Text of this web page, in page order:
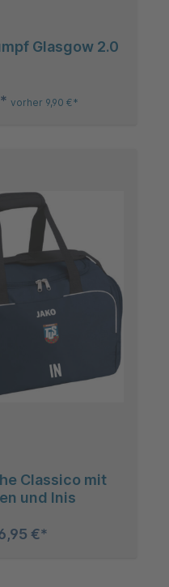
Glasgow 2.0
vorher 9,90 €*
Classico mit
und Inis
€*